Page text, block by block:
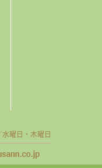
曜日・木曜日